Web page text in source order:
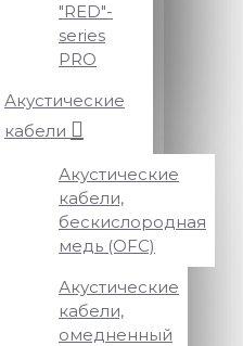
"RED"-
series
PRO
Акустические
кабели
Акустические
кабели,
бескислородная
медь (OFC)
Акустические
кабели,
омедненный